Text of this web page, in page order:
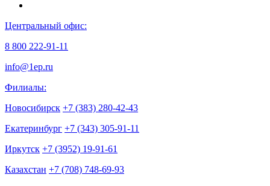
Центральный офис:
8 800 222-91-11
info@1ep.ru
Филиалы:
Новосибирск +7 (383) 280-42-43
Екатеринбург +7 (343) 305-91-11
Иркутск +7 (3952) 19-91-61
Казахстан +7 (708) 748-69-93